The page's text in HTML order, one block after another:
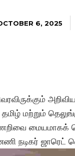
6, 2025
மற்றும்
மையமாகக்
நடிகர் ஜாரெட்